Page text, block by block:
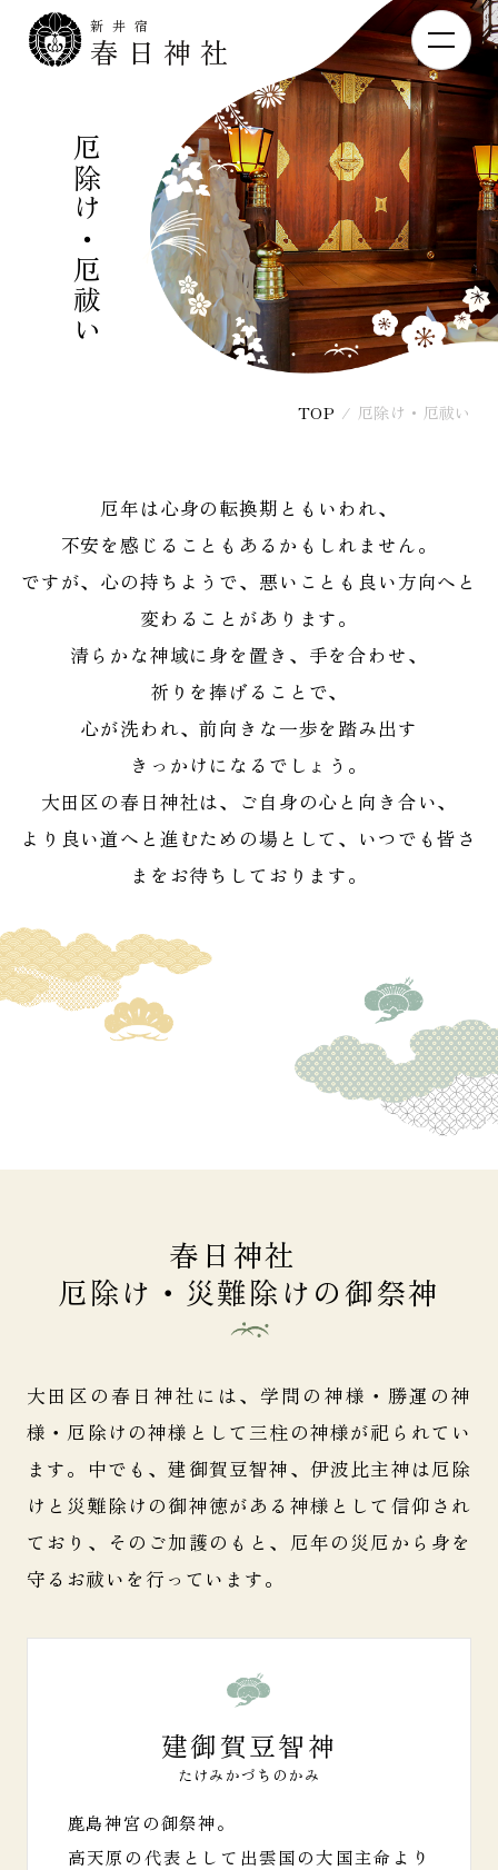
新井宿
春日神社
厄除け・厄祓い
TOP / 厄除け・厄祓い
厄年は心身の転換期ともいわれ、
不安を感じることもあるかもしれません。
ですが、心の持ちようで、悪いことも良い方向へと
変わることがあります。
清らかな神域に身を置き、手を合わせ、
祈りを捧げることで、
心が洗われ、前向きな一歩を踏み出す
きっかけになるでしょう。
大田区の春日神社は、ご自身の心と向き合い、
より良い道へと進むための場として、いつでも皆さ
まをお待ちしております。
春日神社
厄除け・災難除けの御祭神
大田区の春日神社には、学問の神様・勝運の神
様・厄除けの神様として三柱の神様が祀られてい
ます。
中でも、建御賀豆智神、伊波比主神は厄除
けと災難除けの御神徳がある神様として 信仰され
ており、そのご加護のもと、厄年の災厄から身を
守るお祓いを行っています。
建御賀豆智神
たけみかづちのかみ
鹿島神宮の御祭神。
高天原の代表として出雲国の大国主命より